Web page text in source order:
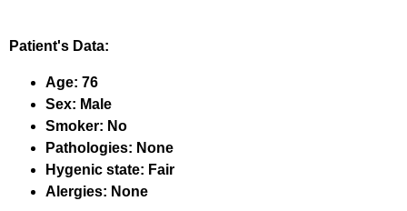
Patient's Data:
Age: 76
Sex: Male
Smoker: No
Pathologies: None
Hygenic state: Fair
Alergies: None